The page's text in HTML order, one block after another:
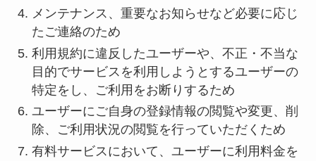
メンテナンス、重要なお知らせなど必要に応じ
たご連絡のため
利用規約に違反したユーザーや、不正・不当な
目的でサービスを利用しようとするユーザーの
特定をし、ご利用をお断りするため
ユーザーにご自身の登録情報の閲覧や変更、削
除、ご利用状況の閲覧を行っていただくため
有料サービスにおいて、ユーザーに利用料金を